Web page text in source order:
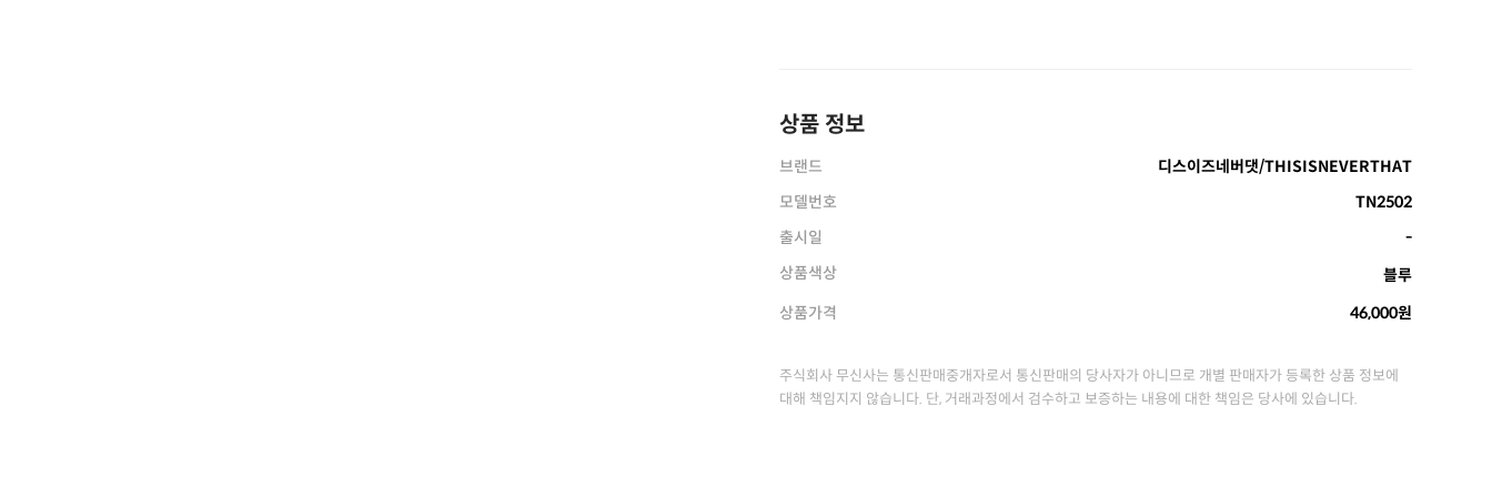
상품 정보
브랜드
디스이즈네버댓/THISISNEVERTHAT
모델번호
TN2502
출시일
-
상품색상
블루
상품가격
46,000원
주식회사 무신사는 통신판매중개자로서 통신판매의 당사자가 아니므로 개별 판매자가 등록한 상품 정보에
대해 책임지지 않습니다. 단, 거래과정에서 검수하고 보증하는 내용에 대한 책임은 당사에 있습니다.